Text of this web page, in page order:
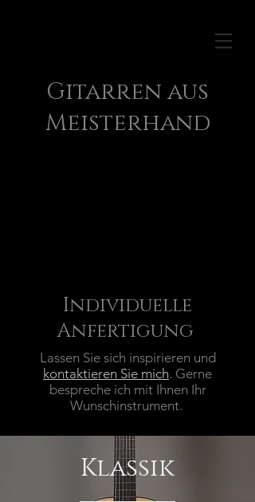
Gitarren aus
Meisterhand
Individuelle
Anfertigung
Lassen Sie sich inspirieren und
kontaktieren Sie mich. Gerne
bespreche ich mit Ihnen Ihr
Wunschinstrument.
Klassik